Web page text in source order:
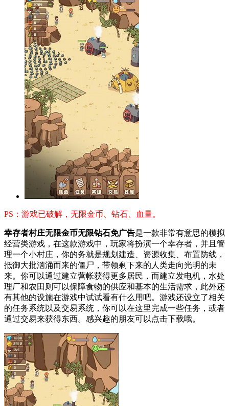
PS：游戏已破解，无限金币、钻石、血量。
幸存者村庄无限金币无限钻石免广告是一款非常有意思的模拟
经营类游戏，在这款游戏中，玩家将扮演一个幸存者，并且管
理一个小村庄，你的务就是规划建造、资源收集、布置防线，
抵御大批汹涌而来的僵尸，带领剩下来的人类走向光明的未
来。你可以通过建立营帐获得更多居民，而建立发电机，水处
理厂和农田则可以保障食物的供应和基本的生活需求，此外还
有其他的设施在游戏中试试看有什么用吧。游戏还设立了相关
的任务系统以及交易系统，你可以在这里完成一些任务，或者
通过交易来获得东西。感兴趣的朋友可以点击下载哦。